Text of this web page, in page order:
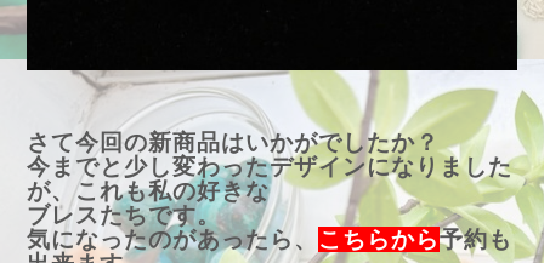
さて今回の新商品はいかがでしたか？
今までと少し変わったデザインになりました
が、これも私の好きな
ブレスたちです。
気になったのがあったら、 こちらから予約も